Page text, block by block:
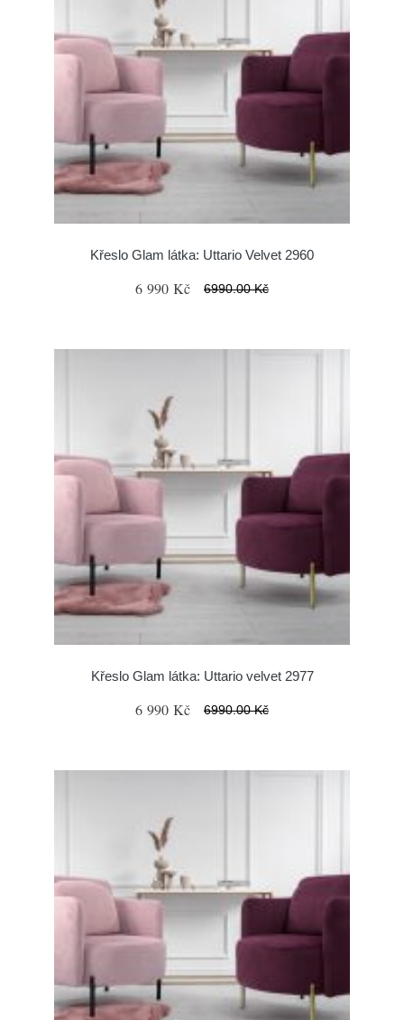
Křeslo Glam látka: Uttario Velvet 2960
6 990 Kč 6990.00 Kč
Křeslo Glam látka: Uttario velvet 2977
6 990 Kč 6990.00 Kč